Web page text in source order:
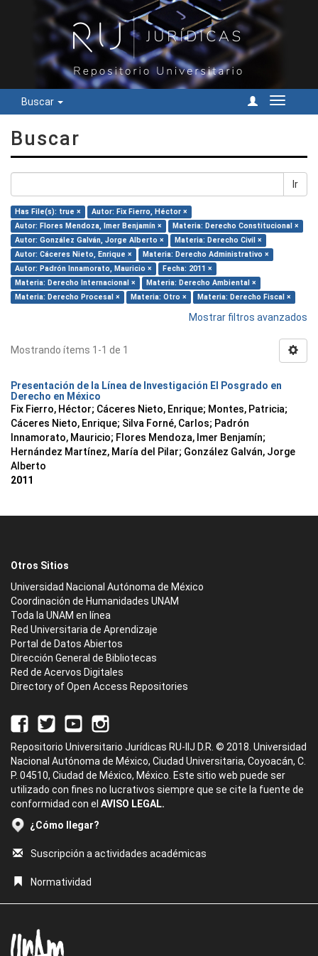
Buscar
Cambiar
Buscar
Ir
Has File(s): true ×
Autor: Fix Fierro, Héctor ×
Autor: Flores Mendoza, Imer Benjamín ×
Materia: Derecho Constitucional ×
Autor: González Galván, Jorge Alberto ×
Materia: Derecho Civil ×
Autor: Cáceres Nieto, Enrique ×
Materia: Derecho Administrativo ×
Autor: Padrón Innamorato, Mauricio ×
Fecha: 2011 ×
Materia: Derecho Internacional ×
Materia: Derecho Ambiental ×
Materia: Derecho Procesal ×
Materia: Otro × Materia: Derecho Fiscal ×
Mostrar filtros avanzados
Mostrando ítems 1-1 de 1
Presentación de la Línea de Investigación El Posgrado en
Derecho en México
Fix Fierro, Héctor; Cáceres Nieto, Enrique; Montes, Patricia;
Cáceres Nieto, Enrique; Silva Forné, Carlos; Padrón
Innamorato, Mauricio; Flores Mendoza, Imer Benjamín;
Hernández Martínez, María del Pilar; González Galván, Jorge
Alberto
2011
Otros Sitios
Universidad Nacional Autónoma de México
Coordinación de Humanidades UNAM
Toda la UNAM en línea
Red Universitaria de Aprendizaje
Portal de Datos Abiertos
Dirección General de Bibliotecas
Red de Acervos Digitales
Directory of Open Access Repositories
Repositorio Universitario Jurídicas RU-IIJ D.R. © 2018. Universidad
Nacional Autónoma de México, Ciudad Universitaria, Coyoacán, C.
P. 04510, Ciudad de México, México. Este sitio web puede ser
utilizado con fines no lucrativos siempre que se cite la fuente de
conformidad con el AVISO LEGAL.
¿Cómo llegar?
Suscripción a actividades académicas
Normatividad